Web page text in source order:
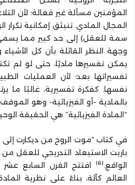
المؤمنين مسألة غير فعالة؛ لأن
المجال المادي. تنبثق إمكانية
سمة للعقل) إلى حد كبير مما
وجهة النظر القائلة بأن كل
يمكن تفسيرها ماديًا، حتى لو لم
تفسيراتها بعد؛ لأن العمليات
نفسها. كفكرة تفسيرية، غالبًا ما
بالمادية -أو الفيزيائية- وهو
“المادة الفيزيائية” هي الحقيقة
في كتاب “موت الروح من ديكارت إلى
باريت الاستبعاد التدريجي للعقل
الواقع.(6)
افتتح القرن السابع
العالم كآلة، بناءً على نظرية